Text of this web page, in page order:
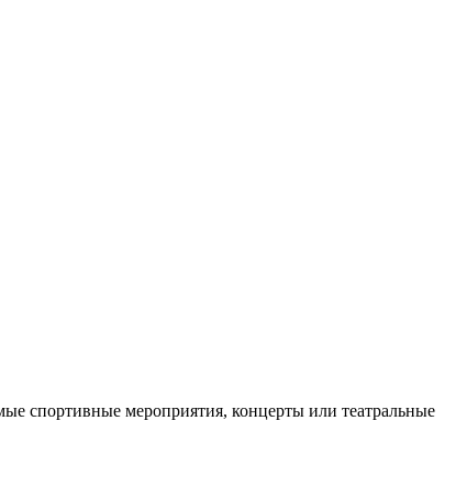
спортивные мероприятия, концерты или театральные